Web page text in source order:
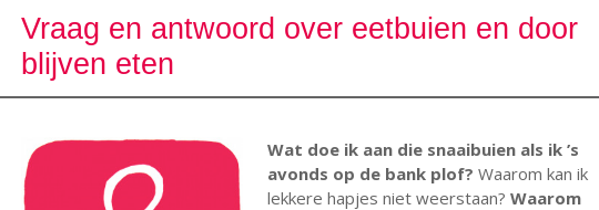
Vraag en antwoord over eetbuien en door
blijven eten
Wat doe ik aan die snaaibuien als ik ’s
avonds op de bank plof? Waarom kan ik
lekkere hapjes niet weerstaan?Waarom